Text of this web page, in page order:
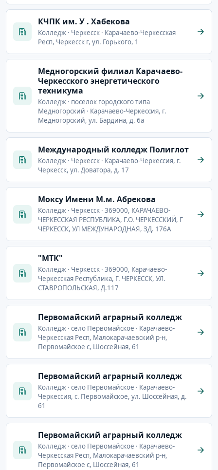
КЧПК им. У . Хабекова
Колледж · Черкесск · Карачаево-Черкесская
Респ, Черкесск г, ул. Горького, 1
Медногорский филиал Карачаево-
Черкесского энергетического
техникума
Колледж · поселок городского типа
Медногорский · Карачаево-Черкессия, г.
Медногорский, ул. Бардина, д. 6а
Международный колледж Полиглот
Колледж · Черкесск · Карачаево-Черкессия, г.
Черкесск, ул. Доватора, д. 17
Моксу Имени М.м. Абрекова
Колледж · Черкесск · 369000, КАРАЧАЕВО-
ЧЕРКЕССКАЯ РЕСПУБЛИКА, Г.О. ЧЕРКЕССКИЙ, Г
ЧЕРКЕССК, УЛ МЕЖДУНАРОДНАЯ, ЗД. 176А
"МТК"
Колледж · Черкесск · 369000, Карачаево-
Черкесская Республика, Г. ЧЕРКЕССК, УЛ.
СТАВРОПОЛЬСКАЯ, Д.117
Первомайский аграрный колледж
Колледж · село Первомайское · Карачаево-
Черкесская Респ, Малокарачаевский р-н,
Первомайское с, Шоссейная, 61
Первомайский аграрный колледж
Колледж · село Первомайское · Карачаево-
Черкессия, с. Первомайское, ул. Шоссейная, д.
61
Первомайский аграрный колледж
Колледж · село Первомайское · Карачаево-
Черкесская Респ, Малокарачаевский р-н,
Первомайское с, Шоссейная, 61